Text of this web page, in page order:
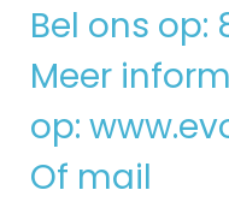
Bel ons op:
Meer
op:
Of mail